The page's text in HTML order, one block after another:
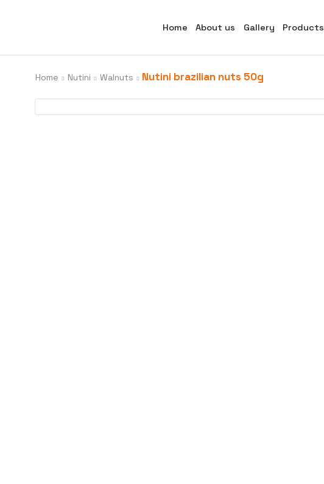
Home About us Gallery Products
Home Nutini Walnuts Nutini brazilian nuts 50g